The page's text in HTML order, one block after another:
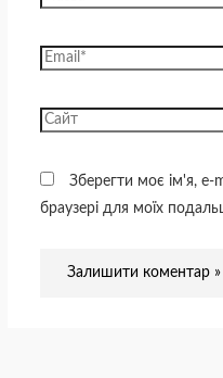
Зберегти моє ім'я, e-
браузері для моїх